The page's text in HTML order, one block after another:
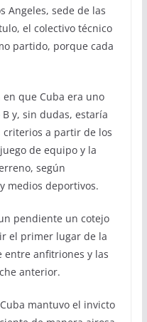
Angeles, sede de las
el colectivo técnico
partido, porque cada
que Cuba era uno
y, sin dudas, estaría
a partir de los
de equipo y la
según
medios deportivos.
pendiente un cotejo
el primer lugar de la
entre anfitriones y las
anterior.
mantuvo el invicto